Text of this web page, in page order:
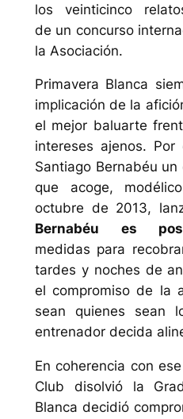
los veinticinco
de un concurso
la Asociación.
Primavera Blanca
implicación de la
el mejor baluarte
intereses ajenos.
Santiago Bernabéu
que acoge,
octubre de 2013,
Bernabéu es
medidas para
tardes y noches de
el compromiso de la
sean quienes sean
entrenador decida
En coherencia con
Club disolvió la
Blanca decidió